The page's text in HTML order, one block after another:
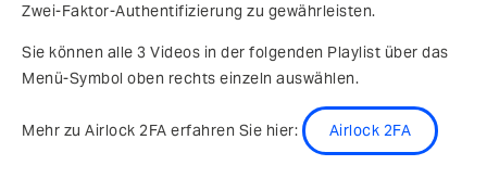
Zwei-Faktor-Authentifizierung zu gewährleisten.
Sie können alle 3 Videos in der folgenden Playlist über das
Menü-Symbol oben rechts einzeln auswählen.
Mehr zu Airlock 2FA erfahren Sie hier: Airlock 2FA